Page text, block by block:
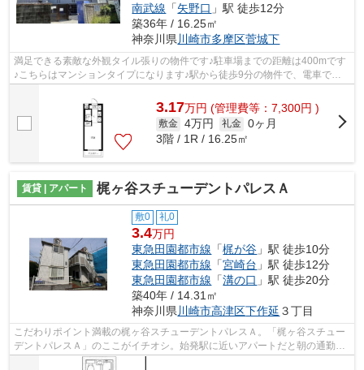
南武線 「矢野口 」駅 徒歩12分
築36年 / 16.25㎡
神奈川県 川崎市多摩区菅城下
満足できる素敵な外観タイル張りの物件です♪駐車場までの距離は400mです
♪こちらはマンションタイプになります♪駅から徒歩9分の物件で、電車での
通勤にも便利な立地です♪ケイズ 本店に...
3.17万円 (管理費等：7,300円 )
敷金 4万円 礼金 0ヶ月
3階 / 1R / 16.25㎡
賃貸 | アパート 梶ヶ谷スチューデントパレスＡ
敷0 礼0
3.4万円
東急田園都市線 「梶が谷 」駅 徒歩10分
東急田園都市線 「宮崎台 」駅 徒歩12分
東急田園都市線 「溝の口 」駅 徒歩20分
築40年 / 14.31㎡
神奈川県 川崎市高津区下作延 ３丁目
こだわりポイント満載の梶ヶ谷スチューデントパレスＡ。「梶ヶ谷スチュー
デントパレスＡ」のここがイチオシ。始発駅に近いアパートだと朝の通勤も
少し楽にできます。こちらは初期費用...